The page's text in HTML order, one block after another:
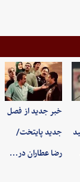
خبر جدید از فصل
جدید پایتخت/
رضا عطاران در…